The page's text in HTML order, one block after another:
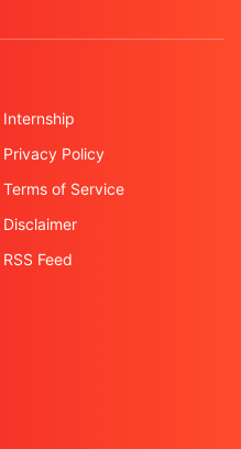
Internship
Privacy Policy
Terms of Service
Disclaimer
RSS Feed